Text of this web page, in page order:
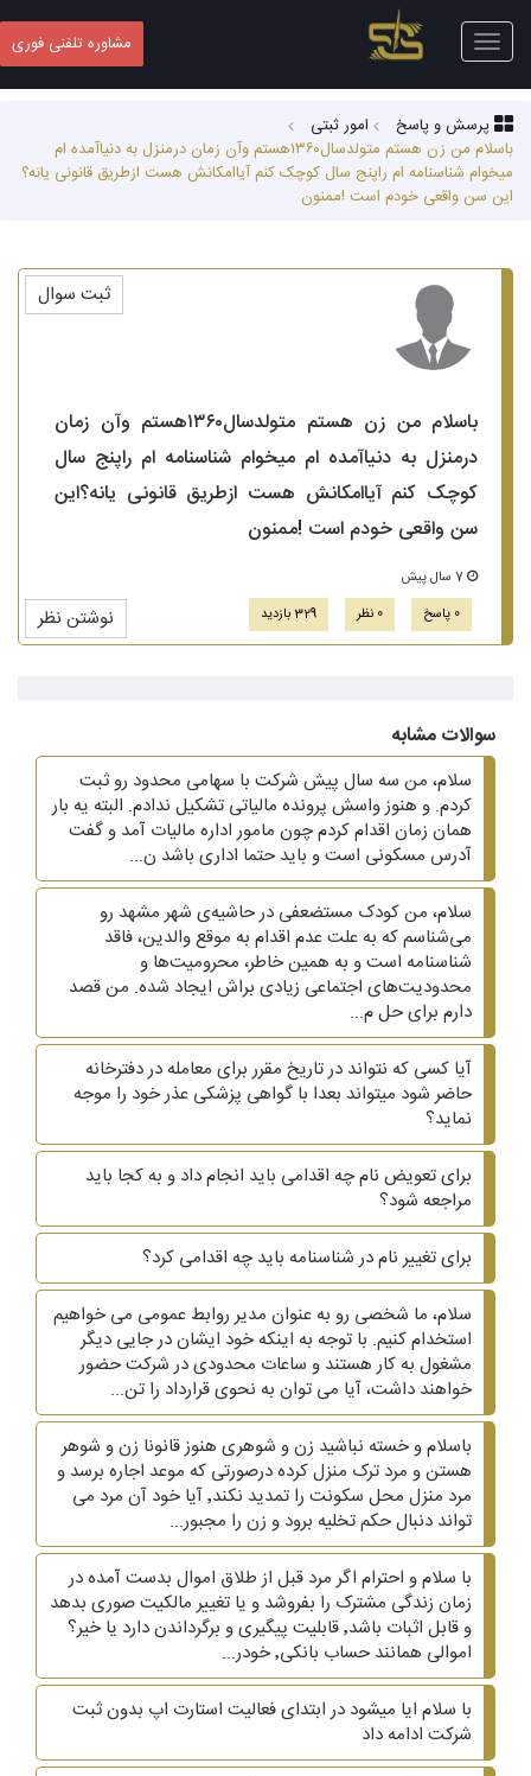
Toggle
navigation
مشاوره تلفنی فوری
پرسش و پاسخ
امور ثبتی
باسلام من زن هستم متولدسال۱۳۶۰هستم وآن زمان درمنزل به دنیاآمده ام
میخوام شناسنامه ام راپنج سال کوچک کنم آیاامکانش هست ازطریق قانونی یانه؟
این سن واقعی خودم است !ممنون
باسلام من زن هستم متولدسال۱۳۶۰هستم وآن زمان
درمنزل به دنیاآمده ام میخوام شناسنامه ام راپنج سال
کوچک کنم آیاامکانش هست ازطریق قانونی یانه؟این
سن واقعی خودم است !ممنون
0 پاسخ
0 نظر 329 بازدید نوشتن نظر
ثبت سوال
سوالات مشابه
سلام، من سه سال پیش شرکت با سهامی محدود رو ثبت
کردم. و هنوز واسش پرونده مالیاتی تشکیل ندادم. البته یه بار
همان زمان اقدام کردم چون مامور اداره مالیات آمد و گفت
آدرس مسکونی است و باید حتما اداری باشد ن...
سلام، من کودک مستضعفی در حاشیه‌ی شهر مشهد رو
می‌شناسم که به علت عدم اقدام به موقع والدین، فاقد
شناسنامه است و به همین خاطر، محرومیت‌ها و
محدودیت‌های اجتماعی زیادی براش ایجاد شده. من قصد
دارم برای حل م...
آیا کسی که نتواند در تاریخ مقرر برای معامله در دفترخانه
حاضر شود میتواند بعدا با گواهی پزشکی عذر خود را موجه
نماید؟
برای تعویض نام چه اقدامی باید انجام داد و به کجا باید
مراجعه شود؟
برای تغییر نام در شناسنامه باید چه اقدامی کرد؟
سلام، ما شخصی رو به عنوان مدیر روابط عمومی می خواهیم
استخدام کنیم. با توجه به اینکه خود ایشان در جایی دیگر
مشغول به کار هستند و ساعات محدودی در شرکت حضور
خواهند داشت، آیا می توان به نحوی قرارداد را تن...
باسلام و خسته نباشید زن و شوهری هنوز قانونا زن و شوهر
هستن و مرد ترک منزل کرده درصورتی که موعد اجاره برسد و
مرد منزل محل سکونت را تمدید نکند٬ آیا خود آن مرد می
تواند دنبال حکم تخلیه برود و زن را مجبور...
با سلام و احترام اگر مرد قبل از طلاق اموال بدست آمده در
زمان زندگی مشترک را بفروشد و یا تغییر مالکیت صوری بدهد
و قابل اثبات باشد٬ قابلیت پیگیری و برگرداندن دارد یا خیر؟
اموالی همانند حساب بانکی٬ خودر...
با سلام ایا میشود در ابتدای فعالیت استارت اپ بدون ثبت
شرکت ادامه داد